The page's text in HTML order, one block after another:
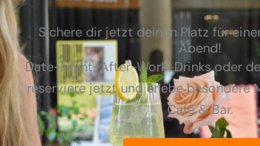
Sichere dir jetzt deinen Platz für
Abend!
Date-Night, After-Work-Drinks oder
reserviere jetzt und erlebe besondere
Café & Bar.